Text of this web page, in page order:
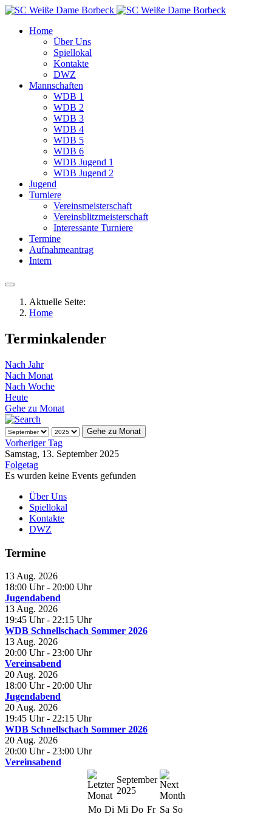
Home
Über Uns
Spiellokal
Kontakte
DWZ
Mannschaften
WDB 1
WDB 2
WDB 3
WDB 4
WDB 5
WDB 6
WDB Jugend 1
WDB Jugend 2
Jugend
Turniere
Vereinsmeisterschaft
Vereinsblitzmeisterschaft
Interessante Turniere
Termine
Aufnahmeantrag
Intern
Aktuelle Seite:
Home
Terminkalender
Nach Jahr
Nach Monat
Nach Woche
Heute
Gehe zu Monat
Gehe zu Monat
Vorheriger Tag
Samstag, 13. September 2025
Folgetag
Es wurden keine Events gefunden
Über Uns
Spiellokal
Kontakte
DWZ
Termine
13 Aug. 2026
18:00 Uhr - 20:00 Uhr
Jugendabend
13 Aug. 2026
19:45 Uhr - 22:15 Uhr
WDB Schnellschach Sommer 2026
13 Aug. 2026
20:00 Uhr - 23:00 Uhr
Vereinsabend
20 Aug. 2026
18:00 Uhr - 20:00 Uhr
Jugendabend
20 Aug. 2026
19:45 Uhr - 22:15 Uhr
WDB Schnellschach Sommer 2026
20 Aug. 2026
20:00 Uhr - 23:00 Uhr
Vereinsabend
September
2025
Mo Di Mi Do Fr Sa So